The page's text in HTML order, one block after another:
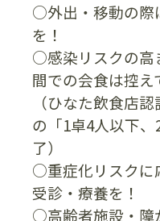
○外出・移動の際
を！
○感染リスクの高
間での会食は控え
（ひなた飲食店
の「1卓4人以下
了）
○重症化リスクに
受診・療養を！
○高齢者施設・障